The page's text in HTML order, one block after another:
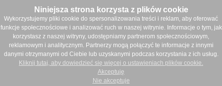
Niniejsza strona korzysta z plików cookie
Wykorzystujemy pliki cookie do spersonalizowania treści i reklam, aby oferować
funkcje społecznościowe i analizować ruch w naszej witrynie. Informacje o tym, jak
korzystasz z naszej witryny, udostępniamy partnerom społecznościowym,
reklamowym i analitycznym. Partnerzy mogą połączyć te informacje z innymi
danymi otrzymanymi od Ciebie lub uzyskanymi podczas korzystania z ich usług.
Kliknij tutaj, aby dowiedzieć się więcej o ustawieniach plików cookie.
Akceptuję
Nie akceptuje